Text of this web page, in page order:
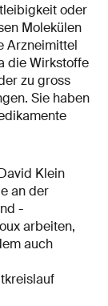
oder
Molekülen
Arzneimittel
die Wirkstoffe
zu gross
Sie haben
Klein
an der
-
arbeiten,
auch